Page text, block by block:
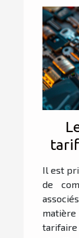
Il est
de
tarifaire